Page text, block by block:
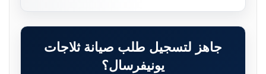
جاهز لتسجيل طلب صيانة ثلاجات
يونيفرسال؟